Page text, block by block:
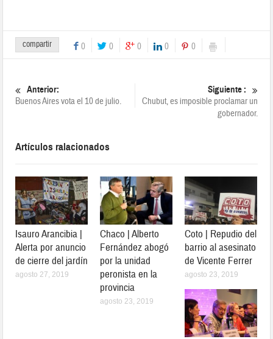
compartir 0 0 0 0 0
Anterior:
Buenos Aires vota el 10 de julio.
Siguiente :
Chubut, es imposible proclamar un
gobernador.
Artículos ralacionados
Isauro Arancibia |
Alerta por anuncio
de cierre del jardín
agosto 27, 2019
Chaco | Alberto
Fernández abogó
por la unidad
peronista en la
provincia
agosto 23, 2019
Coto | Repudio del
barrio al asesinato
de Vicente Ferrer
agosto 23, 2019